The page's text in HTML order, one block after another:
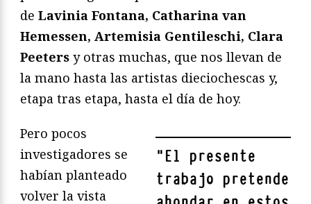
de Lavinia Fontana, Catharina van
Hemessen, Artemisia Gentileschi, Clara
Peeters y otras muchas, que nos llevan de
la mano hasta las artistas dieciochescas y,
etapa tras etapa, hasta el día de hoy.
"El presente
trabajo pretende
Pero pocos
investigadores se
habían planteado
volver la vista